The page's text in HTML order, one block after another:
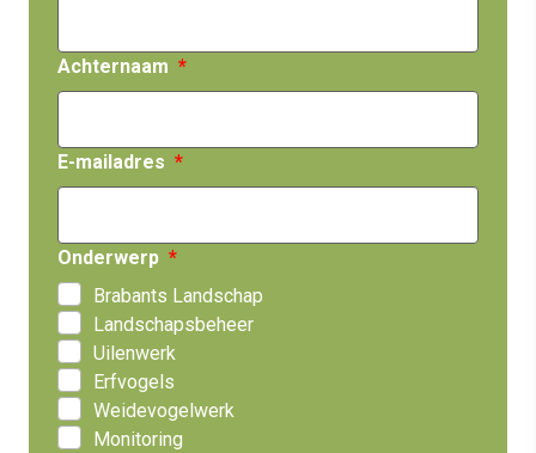
Achternaam
E-mailadres
Onderwerp
Brabants Landschap
Landschapsbeheer
Uilenwerk
Erfvogels
Weidevogelwerk
Monitoring